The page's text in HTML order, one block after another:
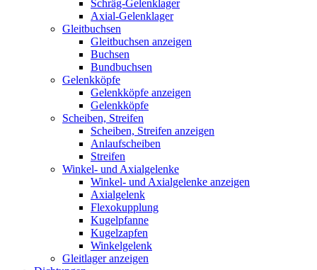
Schräg-Gelenklager
Axial-Gelenklager
Gleitbuchsen
Gleitbuchsen anzeigen
Buchsen
Bundbuchsen
Gelenkköpfe
Gelenkköpfe anzeigen
Gelenkköpfe
Scheiben, Streifen
Scheiben, Streifen anzeigen
Anlaufscheiben
Streifen
Winkel- und Axialgelenke
Winkel- und Axialgelenke anzeigen
Axialgelenk
Flexokupplung
Kugelpfanne
Kugelzapfen
Winkelgelenk
Gleitlager anzeigen